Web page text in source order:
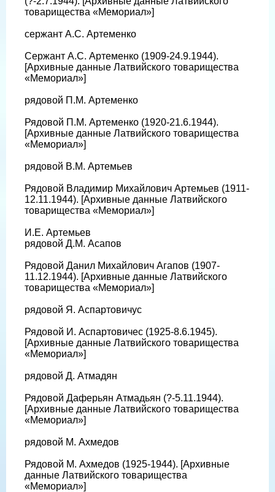
товарищества «Мемориал»]
сержант А.С. Артеменко
Сержант А.С. Артеменко (1909-24.9.1944).
[Архивные данные Латвийского товарищества
«Мемориал»]
рядовой П.М. Артеменко
Рядовой П.М. Артеменко (1920-21.6.1944).
[Архивные данные Латвийского товарищества
«Мемориал»]
рядовой В.М. Артемьев
Рядовой Владимир Михайлович Артемьев (1911-
12.11.1944). [Архивные данные Латвийского
товарищества «Мемориал»]
И.Е. Артемьев
рядовой Д.М. Асапов
Рядовой Данил Михайлович Агапов (1907-
11.12.1944). [Архивные данные Латвийского
товарищества «Мемориал»]
рядовой Я. Аспартовичус
Рядовой И. Аспартовичес (1925-8.6.1945).
[Архивные данные Латвийского товарищества
«Мемориал»]
рядовой Д. Атмадян
Рядовой Даферьян Атмадьян (?-5.11.1944).
[Архивные данные Латвийского товарищества
«Мемориал»]
рядовой М. Ахмедов
Рядовой М. Ахмедов (1925-1944). [Архивные
данные Латвийского товарищества
«Мемориал»]